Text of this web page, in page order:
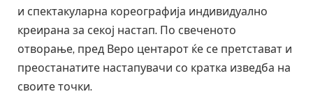
и спектакуларна кореографија индивидуално
креирана за секој настап. По свеченото
отворање, пред Веро центарот ќе се претстават и
преостанатите настапувачи со кратка изведба на
своите точки.